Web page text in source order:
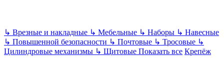
↳ Врезные и накладные ↳ Мебельные ↳ Наборы ↳ Навесные
↳ Повышенной безопасности ↳ Почтовые ↳ Тросовые ↳
Цилиндровые механизмы ↳ Щитовые Показать все Крепёж